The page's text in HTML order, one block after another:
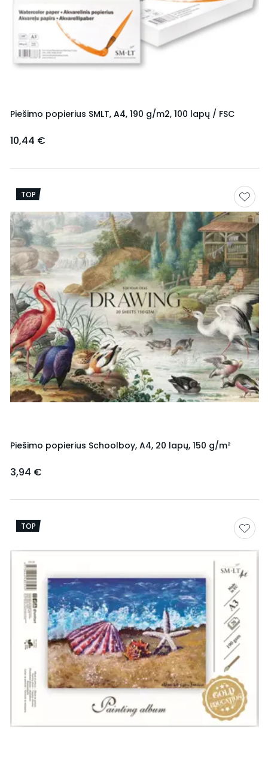
Piešimo popierius SMLT, A4, 190 g/m2, 100 lapų / FSC
10,44 €
TOP
Piešimo popierius Schoolboy, A4, 20 lapų, 150 g/m²
3,94 €
TOP